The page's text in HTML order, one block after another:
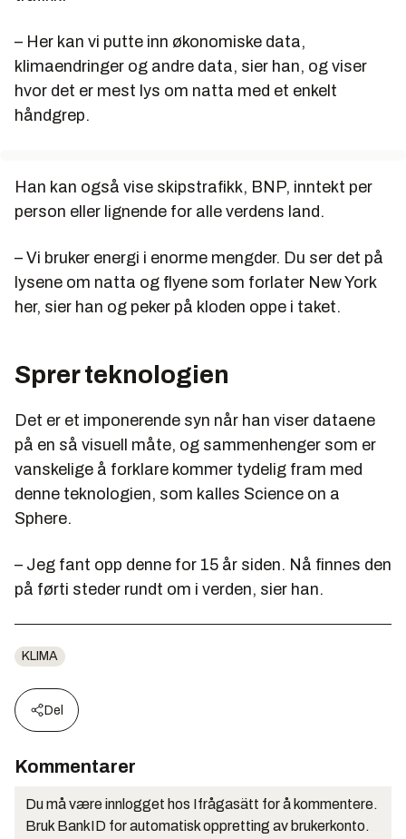
– Her kan vi putte inn økonomiske data,
klimaendringer og andre data, sier han, og viser
hvor det er mest lys om natta med et enkelt
håndgrep.
Han kan også vise skipstrafikk, BNP, inntekt per
person eller lignende for alle verdens land.
– Vi bruker energi i enorme mengder. Du ser det på
lysene om natta og flyene som forlater New York
her, sier han og peker på kloden oppe i taket.
Sprer teknologien
Det er et imponerende syn når han viser dataene
på en så visuell måte, og sammenhenger som er
vanskelige å forklare kommer tydelig fram med
denne teknologien, som kalles Science on a
Sphere.
– Jeg fant opp denne for 15 år siden. Nå finnes den
på førti steder rundt om i verden, sier han.
KLIMA
Del
Kommentarer
Du må være innlogget hos Ifrågasätt for å kommentere.
Bruk BankID for automatisk oppretting av brukerkonto.